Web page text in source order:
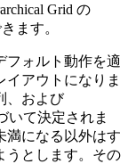
Grid の
ます。
フォルト動作を適
イアウトになりま
、および
いて決定されま
満になる以外はす
うとします。その